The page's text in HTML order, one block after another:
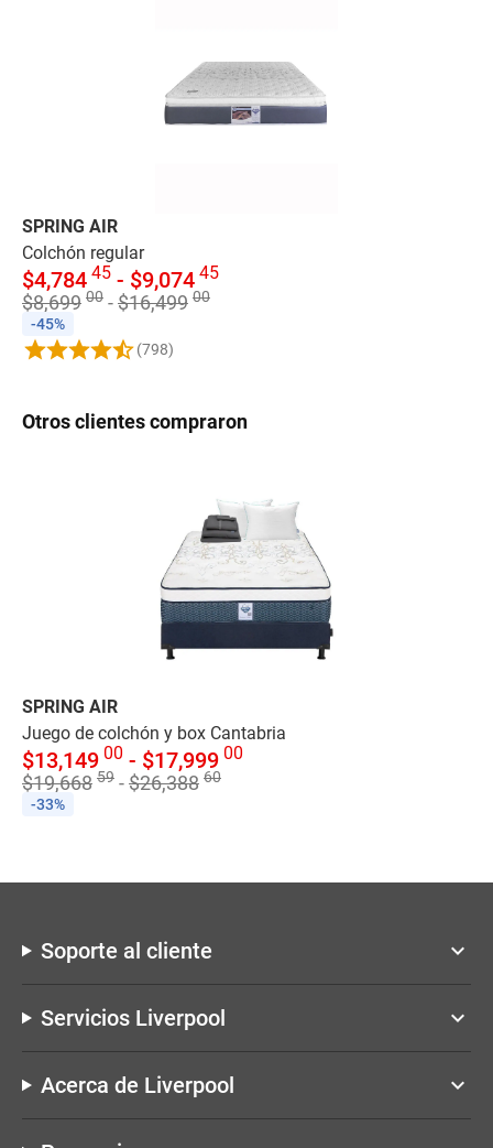
SPRING AIR
Colchón regular
$4,784 45 - $9,074 45
$8,699 00 -$16,499 00
-45%
(798)
Otros clientes compraron
SPRING AIR
Juego de colchón y box Cantabria
$13,149 00 - $17,999 00
$19,668 59 -$26,388 60
-33%
Soporte al cliente keyboard_arrow_down
Servicios Liverpool keyboard_arrow_down
Acerca de Liverpool keyboard_arrow_down